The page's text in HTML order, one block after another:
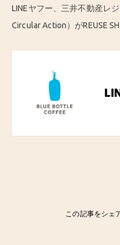
LINEヤフー、三井不動産レ
Circular Action）がREUSE
この記事をシェ